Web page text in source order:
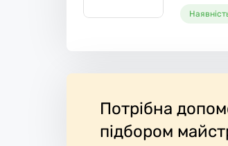
Потрібна
підбором